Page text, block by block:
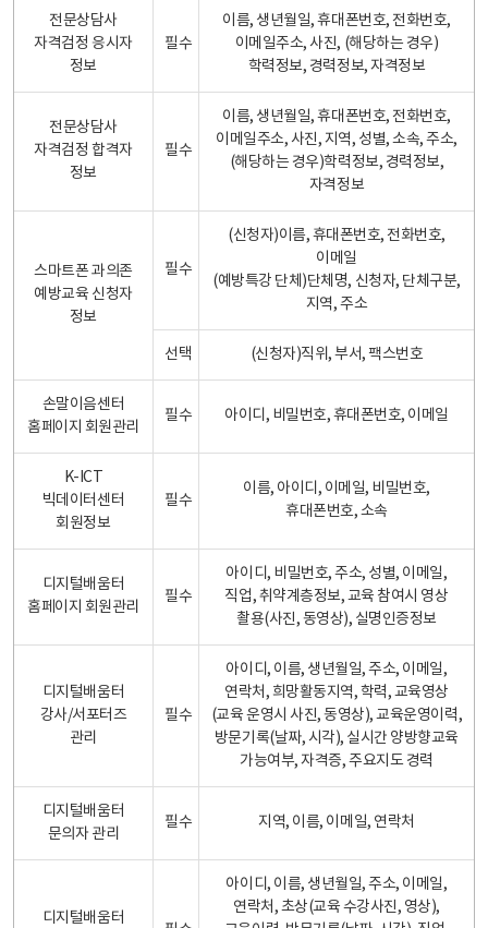
전문상담사
자격검정 응시자
정보
필수
이름, 생년월일, 휴대폰번호, 전화번호,
이메일주소, 사진, (해당하는 경우)
학력정보, 경력정보, 자격정보
전문상담사
자격검정 합격자
정보
필수
이름, 생년월일, 휴대폰번호, 전화번호,
이메일주소, 사진, 지역, 성별, 소속, 주소,
(해당하는 경우)학력정보, 경력정보,
자격정보
스마트폰 과의존
예방교육 신청자
정보
필수
(신청자)이름, 휴대폰번호, 전화번호,
이메일
(예방특강 단체)단체명, 신청자, 단체구분,
지역, 주소
선택 (신청자)직위, 부서, 팩스번호
손말이음센터
홈페이지 회원관리
필수 아이디, 비밀번호, 휴대폰번호, 이메일
K-ICT
빅데이터센터
회원정보
필수
이름, 아이디, 이메일, 비밀번호,
휴대폰번호, 소속
디지털배움터
홈페이지 회원관리
필수
아이디, 비밀번호, 주소, 성별, 이메일,
직업, 취약계층정보, 교육 참여시 영상
촬용(사진, 동영상), 실명인증정보
디지털배움터
강사/서포터즈
관리
필수
아이디, 이름, 생년월일, 주소, 이메일,
연락처, 희망활동지역, 학력, 교육영상
(교육 운영시 사진, 동영상), 교육운영이력,
방문기록(날짜, 시각), 실시간 양방향교육
가능여부, 자격증, 주요지도 경력
디지털배움터
문의자 관리
필수 지역, 이름, 이메일, 연락처
디지털배움터
아이디, 이름, 생년월일, 주소, 이메일,
연락처, 초상(교육 수강사진, 영상),